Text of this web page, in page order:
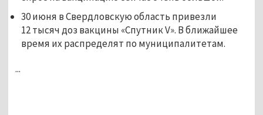
30 июня в Свердловскую область привезли
12 тысяч доз вакцины «Спутник V». В ближайшее
время их распределят по муниципалитетам.
...